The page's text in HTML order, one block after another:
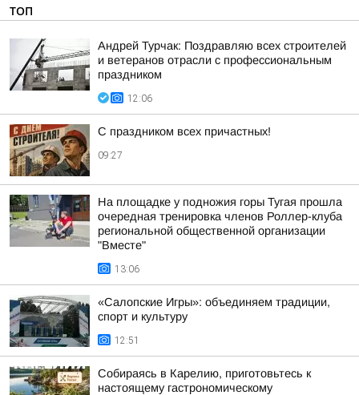
ТОП
Андрей Турчак: Поздравляю всех строителей
и ветеранов отрасли с профессиональным
праздником
12:06
С праздником всех причастных!
09:27
На площадке у подножия горы Тугая прошла
очередная тренировка членов Роллер-клуба
региональной общественной организации
"Вместе"
13:06
«Салопские Игры»: объединяем традиции,
спорт и культуру
12:51
Собираясь в Карелию, приготовьтесь к
настоящему гастрономическому